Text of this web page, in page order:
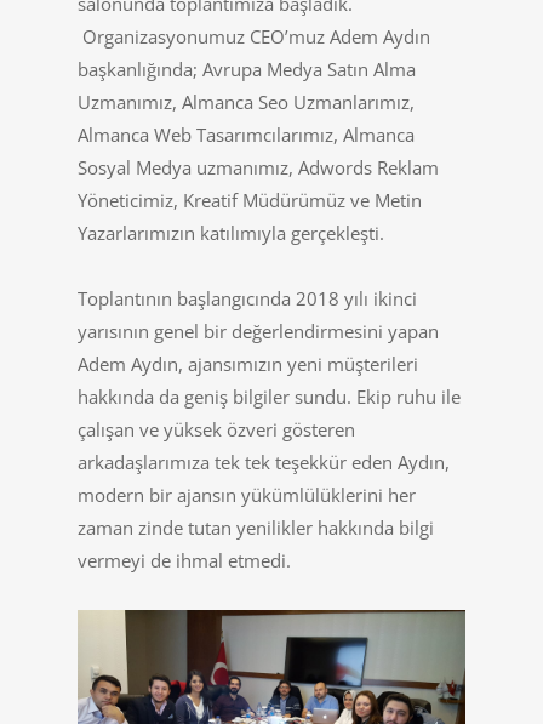
Organizasyonumuz CEO’muz Adem Aydın
başkanlığında; Avrupa Medya Satın Alma
Uzmanımız, Almanca Seo Uzmanlarımız,
Almanca Web Tasarımcılarımız, Almanca
Sosyal Medya uzmanımız, Adwords Reklam
Yöneticimiz, Kreatif Müdürümüz ve Metin
Yazarlarımızın katılımıyla gerçekleşti.
Toplantının başlangıcında 2018 yılı ikinci
yarısının genel bir değerlendirmesini yapan
Adem Aydın, ajansımızın yeni müşterileri
hakkında da geniş bilgiler sundu. Ekip ruhu ile
çalışan ve yüksek özveri gösteren
arkadaşlarımıza tek tek teşekkür eden Aydın,
modern bir ajansın yükümlülüklerini her
zaman zinde tutan yenilikler hakkında bilgi
vermeyi de ihmal etmedi.